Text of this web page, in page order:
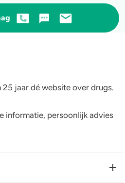
25 jaar dé website over drugs.
informatie, persoonlijk advies